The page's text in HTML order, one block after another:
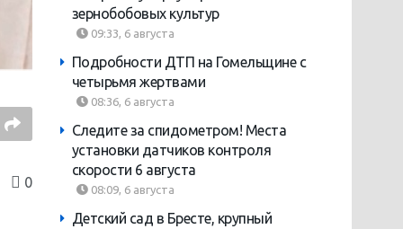
0
зернобобовых культур
09:33, 6 августа
Подробности ДТП на Гомельщине с
четырьмя жертвами
08:36, 6 августа
Следите за спидометром! Места
установки датчиков контроля
скорости 6 августа
08:09, 6 августа
Детский сад в Бресте, крупный